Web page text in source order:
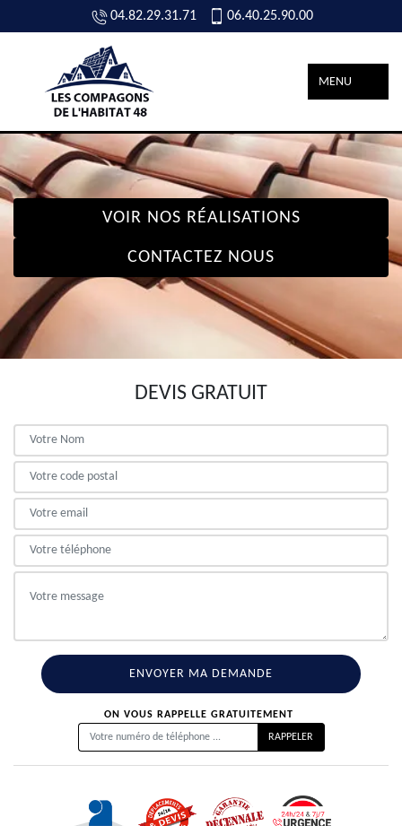
04.82.29.31.71 06.40.25.90.00
MENU
VOIR NOS RÉALISATIONS
CONTACTEZ NOUS
DEVIS GRATUIT
ON VOUS RAPPELLE GRATUITEMENT